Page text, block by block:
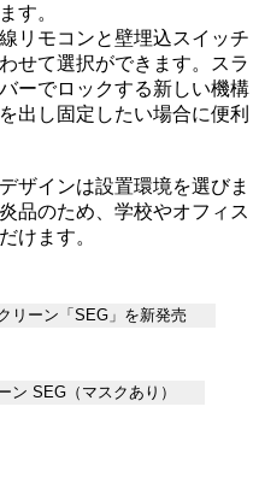
す。
リモコンと壁埋込スイッチ
せて選択ができます。スラ
ーでロックする新しい機構
出し固定したい場合に便利
ザインは設置環境を選びま
品のため、学校やオフィス
けます。
リーン「SEG」を新発売
ン SEG（マスクあり）